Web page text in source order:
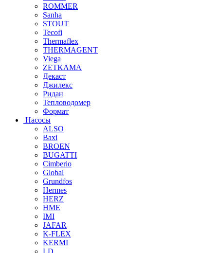
ROMMER
Sanha
STOUT
Tecofi
Thermaflex
THERMAGENT
Viega
ZETKAMA
Декаст
Джилекс
Ридан
Тепловодомер
Формат
Насосы
ALSO
Baxi
BROEN
BUGATTI
Cimberio
Global
Grundfos
Hermes
HERZ
HME
IMI
JAFAR
K-FLEX
KERMI
LD